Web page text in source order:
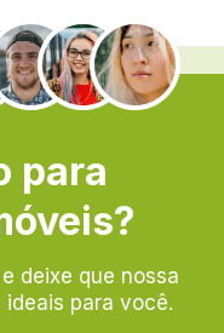
para
deixe que nossa
para você.